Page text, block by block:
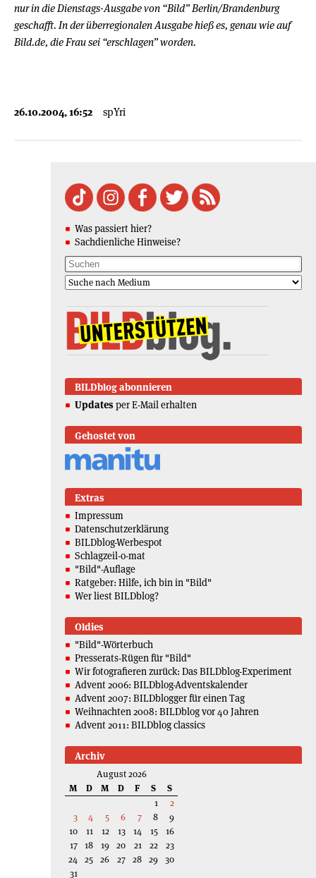
nur in die Dienstags-Ausgabe von “Bild” Berlin/Brandenburg
geschafft. In der überregionalen Ausgabe hieß es, genau wie auf
Bild.de, die Frau sei “erschlagen” worden.
26.10.2004, 16:52 spYri
Was passiert hier?
Sachdienliche Hinweise?
BILDblog abonnieren
Updates per E-Mail erhalten
Gehostet von
Extras
Impressum
Datenschutzerklärung
BILDblog-Werbespot
Schlagzeil-o-mat
"Bild"-Auflage
Ratgeber: Hilfe, ich bin in "Bild"
Wer liest BILDblog?
Oldies
"Bild"-Wörterbuch
Presserats-Rügen für "Bild"
Wir fotografieren zurück: Das BILDblog-Experiment
Advent 2006: BILDblog-Adventskalender
Advent 2007: BILDblogger für einen Tag
Weihnachten 2008: BILDblog vor 40 Jahren
Advent 2011: BILDblog classics
Archiv
August 2026
M
D M D F S
S
1
2
3
4 5 6 7 8
9
10
11 12 13 14 15
16
17 18 19 20 21 22
23
24 25 26 27 28 29 30
31